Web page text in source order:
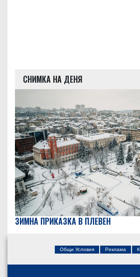
СНИМКА НА ДЕНЯ
ЗИМНА ПРИКАЗКА В ПЛЕВЕН
Общи Условия Реклама